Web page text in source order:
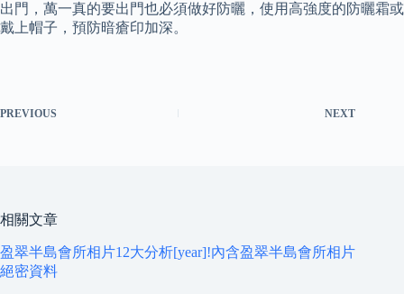
出門，萬一真的要出門也必須做好防曬，使用高強度的防曬霜或
戴上帽子，預防暗瘡印加深。
PREVIOUS NEXT
相關文章
盈翠半島會所相片12大分析[year]!內含盈翠半島會所相片
絕密資料